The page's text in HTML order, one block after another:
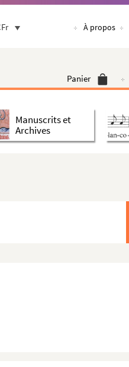
À propos
Panier
Manuscrits et
Archives